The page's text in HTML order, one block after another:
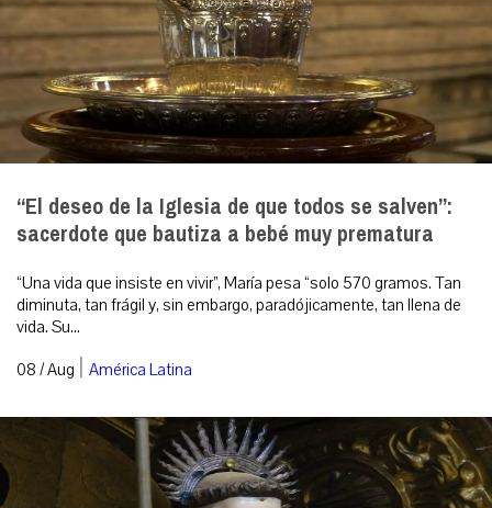
“El deseo de la Iglesia de que todos se salven”:
sacerdote que bautiza a bebé muy prematura
“Una vida que insiste en vivir”, María pesa “solo 570 gramos. Tan
diminuta, tan frágil y, sin embargo, paradójicamente, tan llena de
vida. Su...
08 / Aug | América Latina